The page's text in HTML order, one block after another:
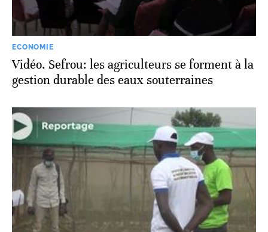
ECONOMIE
Vidéo. Sefrou: les agriculteurs se forment à la
gestion durable des eaux souterraines